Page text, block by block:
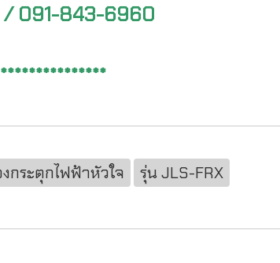
091-843-6960
งกระตุกไฟฟ้าหัวใจ รุ่น JLS-FRX